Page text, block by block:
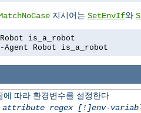
지시어는 SetEnvIf와
Robot is_a_robot
Agent Robot is_a_robot
에 따라 환경변수를 설정한다
attribute regex [!]env-